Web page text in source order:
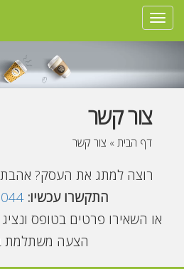
Toggle
navigation
צור קשר
דף הבית» צור קשר
רוצה למתג את העסק?
התקשרו עכשיו:
או השאירו פרטים בטופס
הצעה משתלמת